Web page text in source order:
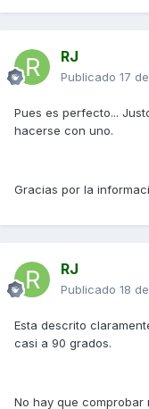
RJ
Publicado 17
Pues es perfecto...
hacerse con uno.
Gracias por la
RJ
Publicado 18
Esta descrito
casi a 90 grados.
No hay que comprobar